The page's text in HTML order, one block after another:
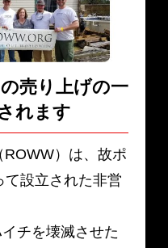
売り上げの一
れます
）は、故ポ
て設立された非営
チを壊滅させた